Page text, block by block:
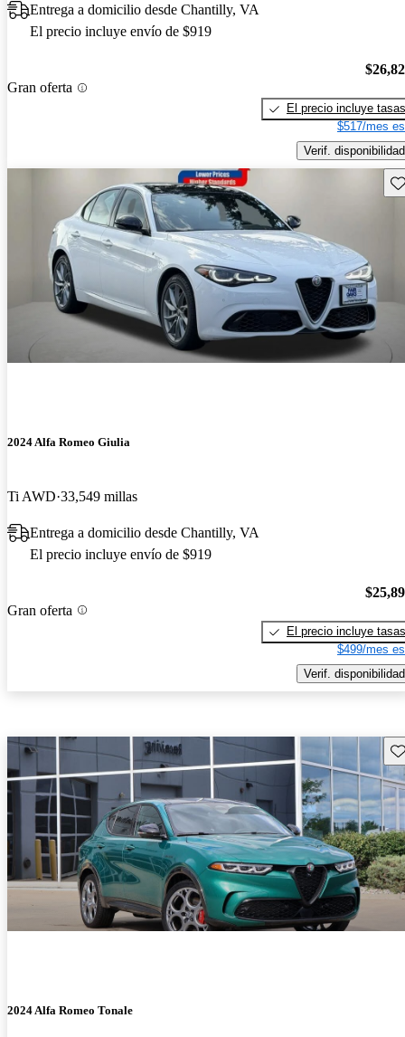
Entrega a domicilio desde Chantilly, VA
El precio incluye envío de $919
Gran oferta
El precio incluye tasas
$517/mes
Verif. disponibilidad
2024 Alfa Romeo Giulia
Ti AWD 33,549 millas
Entrega a domicilio desde Chantilly, VA
El precio incluye envío de $919
Gran oferta
El precio incluye tasas
$499/mes
Verif. disponibilidad
2024 Alfa Romeo Tonale